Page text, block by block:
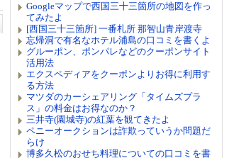
Googleマップで西国三十三箇所の地図を作っ
てみたよ
[西国三十三箇所] 一番札所 那智山青岸渡寺
忘帰洞で有名なホテル浦島の口コミを書くよ
グルーポン、ポンパレなどのクーポンサイト
活用法
エクスペディアをクーポンよりお得に利用す
る方法
マツダのカーシェアリング「タイムズプラ
ス」の料金はお得なのか？
三井寺(園城寺)の紅葉を観てきたよ
ペニーオークションは詐欺っていうか問題だ
らけ
博多久松のおせち料理についての口コミを書